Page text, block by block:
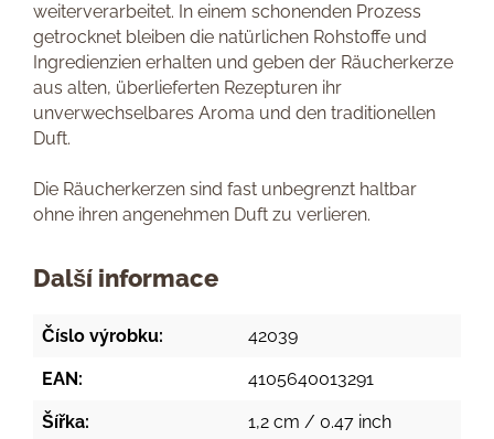
weiterverarbeitet. In einem schonenden Prozess
getrocknet bleiben die natürlichen Rohstoffe und
Ingredienzien erhalten und geben der Räucherkerze
aus alten, überlieferten Rezepturen ihr
unverwechselbares Aroma und den traditionellen
Duft.
Die Räucherkerzen sind fast unbegrenzt haltbar
ohne ihren angenehmen Duft zu verlieren.
Další informace
Číslo výrobku: 42039
EAN: 4105640013291
Šířka: 1,2 cm / 0.47 inch